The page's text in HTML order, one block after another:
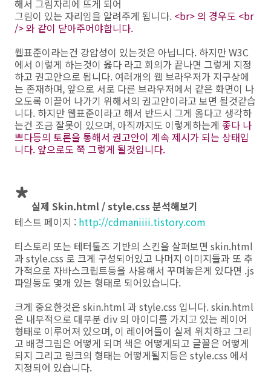
해서 그림자리에 뜨게 되어
그림이 있는 자리임을 알려주게 됩니다. <br> 의 경우도 <br
/> 와 같이 닫아주어야합니다.
웹표준이라는건 강압성이 있는것은 아닙니다. 하지만 W3C
에서 이렇게 하는것이 옳다 라고 회의가 끝나면 그렇게 지정
하고 권고안으로 됩니다. 여러개의 웹 브라우저가 지구상에
는 존재하며, 앞으로 서로 다른 브라우저에서 같은 화면이 나
오도록 이끌어 나가기 위해서의 권고안이라고 보면 될것같습
니다. 하지만 웹표준이라고 해서 반드시 그게 옳다고 생각하
는건 조금 잘못이 있으며, 아직까지도 이렇게하는게 좋다 나
쁘다등의 토론을 통해서 권고안이 계속 제시가 되는 상태입
니다. 앞으로도 쭉 그렇게 될것입니다.
* 실제 Skin.html / style.css 분석해보기
테스트 페이지 : http://cdmaniiii.tistory.com
티스토리 또는 테터툴즈 기반의 스킨을 살펴보면 skin.html
과 style.css 로 크게 구성되어있고 나머지 이미지들과 또 추
가적으로 자바스크립트등을 사용해서 꾸며놓은게 있다면 .js
파일등도 몇개 있는 형태로 되어있습니다.
크게 중요한것은 skin.html 과 style.css 입니다. skin.html
은 내부적으로 대부분 div 의 아이디를 가지고 있는 레이어
형태로 이루어져 있으며, 이 레이어들이 실제 위치하고 그리
고 배경그림은 어떻게 되며 색은 어떻게되고 글꼴은 어떻게
되지 그리고 링크의 형태는 어떻게될지등은 style.css 에서
지정되어 있습니다.